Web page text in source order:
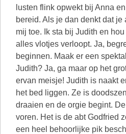
lusten flink opwekt bij Anna
bereid. Als je dan denkt dat je
mij toe. Ik sta bij Judith en
alles vlotjes verloopt. Ja,
beginnen. Maak er een
Judith? Ja, ga maar op het
ervan meisje! Judith is naakt
het bed liggen. Ze is
draaien en de orgie begint.
voren. Het is de abt Godfried
een heel behoorlijke pik